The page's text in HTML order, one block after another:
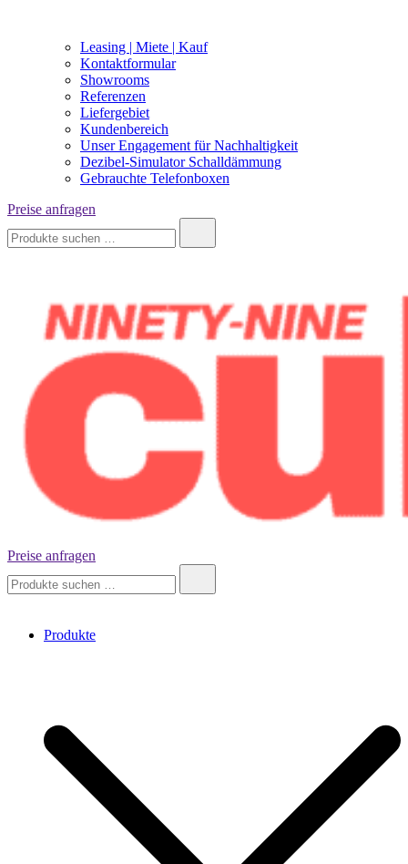
Leasing | Miete | Kauf
Kontaktformular
Showrooms
Referenzen
Liefergebiet
Kundenbereich
Unser Engagement für Nachhaltigkeit
Dezibel-Simulator Schalldämmung
Gebrauchte Telefonboxen
Preise anfragen
nach:
Preise anfragen
nach:
Produkte